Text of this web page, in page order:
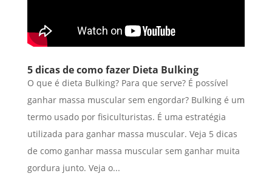
5 dicas de como fazer Dieta Bulking
O que é dieta Bulking? Para que serve? É possível
ganhar massa muscular sem engordar? Bulking é um
termo usado por fisiculturistas. É uma estratégia
utilizada para ganhar massa muscular. Veja 5 dicas
de como ganhar massa muscular sem ganhar muita
gordura junto. Veja o...